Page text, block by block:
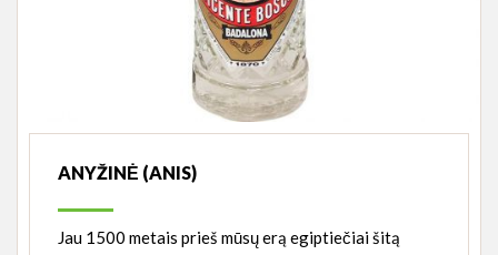
ANYŽINĖ (ANIS)
Jau 1500 metais prieš mūsų erą egiptiečiai šitą